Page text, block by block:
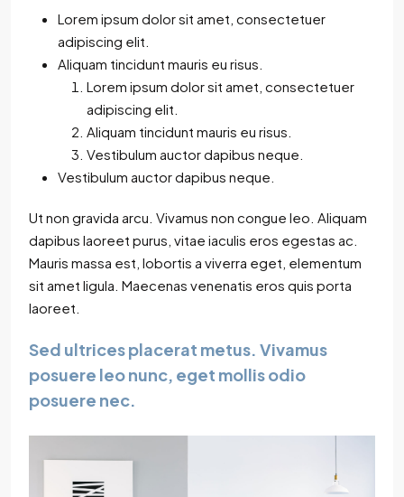
Lorem ipsum dolor sit amet, consectetuer
adipiscing elit.
Aliquam tincidunt mauris eu risus.
Lorem ipsum dolor sit amet, consectetuer
adipiscing elit.
Aliquam tincidunt mauris eu risus.
Vestibulum auctor dapibus neque.
Vestibulum auctor dapibus neque.
Ut non gravida arcu. Vivamus non congue leo. Aliquam
dapibus laoreet purus, vitae iaculis eros egestas ac.
Mauris massa est, lobortis a viverra eget, elementum
sit amet ligula. Maecenas venenatis eros quis porta
laoreet.
Sed ultrices placerat metus. Vivamus
posuere leo nunc, eget mollis odio
posuere nec.